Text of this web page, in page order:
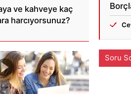
ve kahveye kaç
harcıyorsunuz?
Soru